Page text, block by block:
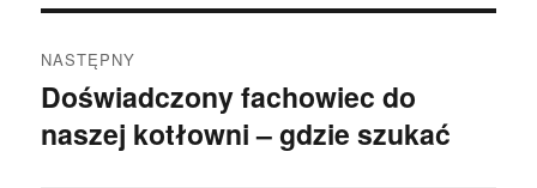
NASTĘPNY
Następny
wpis:
Doświadczony fachowiec do
naszej kotłowni – gdzie szukać